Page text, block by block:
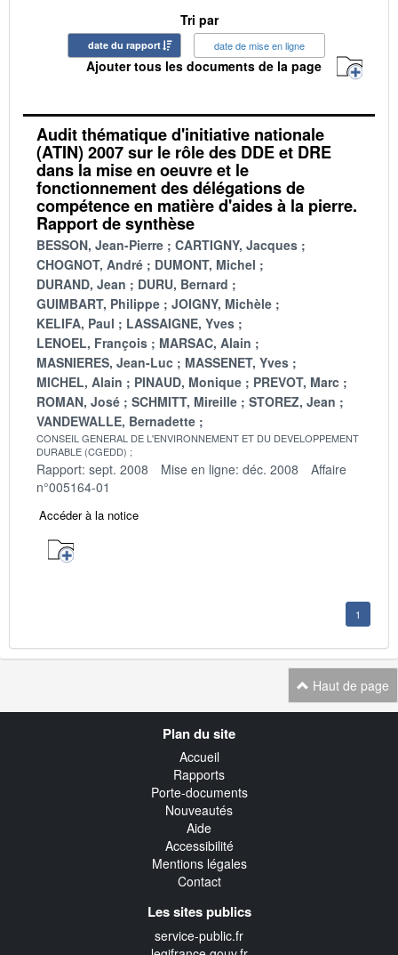
Tri par
date du rapport date de mise en ligne
Ajouter tous les documents de la page
Audit thématique d'initiative nationale
(ATIN) 2007 sur le rôle des DDE et DRE
dans la mise en oeuvre et le
fonctionnement des délégations de
compétence en matière d'aides à la pierre.
Rapport de synthèse
BESSON, Jean-Pierre
CARTIGNY, Jacques
CHOGNOT, André
DUMONT, Michel
DURAND, Jean
DURU, Bernard
GUIMBART, Philippe
JOIGNY, Michèle
KELIFA, Paul
LASSAIGNE, Yves
LENOEL, François
MARSAC, Alain
MASNIERES, Jean-Luc
MASSENET, Yves
MICHEL, Alain
PINAUD, Monique
PREVOT, Marc
ROMAN, José
SCHMITT, Mireille
STOREZ, Jean
VANDEWALLE, Bernadette
CONSEIL GENERAL DE L'ENVIRONNEMENT ET DU DEVELOPPEMENT
DURABLE (CGEDD)
Rapport: sept. 2008 Mise en ligne: déc. 2008
Affaire
n°005164-01
Accéder à la notice
1
Haut de page
Plan du site
Accueil
Rapports
Porte-documents
Nouveautés
Aide
Accessibilité
Mentions légales
Contact
Les sites publics
service-public.fr